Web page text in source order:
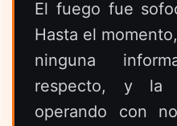
El fuego fue
Hasta el
ninguna
respecto, y la
operando con